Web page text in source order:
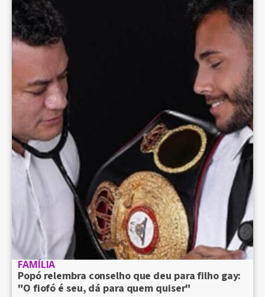
FAMÍLIA
Popó relembra conselho que deu para filho gay:
"O fiofó é seu, dá para quem quiser"